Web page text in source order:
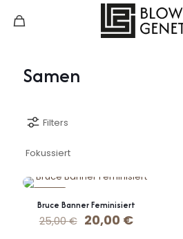
Samen
Filters
Fokussiert
Bruce Banner Feminisiert
25,00€ Ursprünglicher
20,00 €Aktueller